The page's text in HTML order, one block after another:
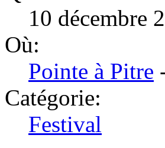
10 décembre
Où:
Pointe à Pitre
Catégorie:
Festival